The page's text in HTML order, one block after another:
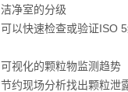
洁净室的分级
可以快速检查或验证ISO
可视化的颗粒物监测趋势
节约现场分析找出颗粒泄